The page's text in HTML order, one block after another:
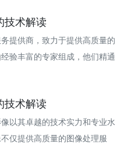
技术解读
提供商，致力于提供高质量的
验丰富的专家组成，他们精通
技术解读
以其卓越的技术实力和专业水
仅提供高质量的图像处理服